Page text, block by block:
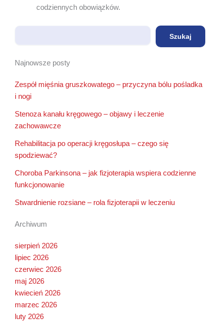
codziennych obowiązków.
Szukaj
Szukaj
Najnowsze posty
Zespół mięśnia gruszkowatego – przyczyna bólu pośladka
i nogi
Stenoza kanału kręgowego – objawy i leczenie
zachowawcze
Rehabilitacja po operacji kręgosłupa – czego się
spodziewać?
Choroba Parkinsona – jak fizjoterapia wspiera codzienne
funkcjonowanie
Stwardnienie rozsiane – rola fizjoterapii w leczeniu
Archiwum
sierpień 2026
lipiec 2026
czerwiec 2026
maj 2026
kwiecień 2026
marzec 2026
luty 2026